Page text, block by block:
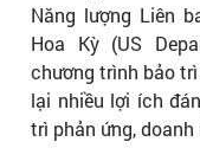
Năng lượng Liên
Hoa Kỳ (US
chương trình bảo
lại nhiều lợi ích
trì phản ứng,